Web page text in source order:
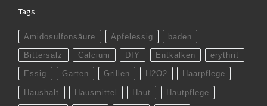
Tags
Amidosulfonsäure Apfelessig baden
Bittersalz Calcium DIY Entkalken erythrit
Essig Garten Grillen H2O2 Haarpflege
Haushalt Hausmittel Haut Hautpflege